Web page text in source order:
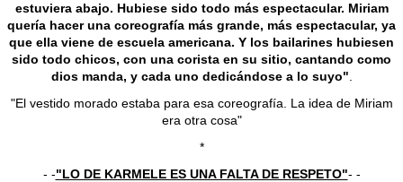
estuviera abajo. Hubiese sido todo más espectacular. Miriam
quería hacer una coreografía más grande, más espectacular, ya
que ella viene de escuela americana. Y los bailarines hubiesen
sido todo chicos, con una corista en su sitio, cantando como
dios manda, y cada uno dedicándose a lo suyo"
"El vestido morado estaba para esa coreografía. La idea de Miriam
era otra cosa"
*
- -"LO DE KARMELE ES UNA FALTA DE RESPETO"- -